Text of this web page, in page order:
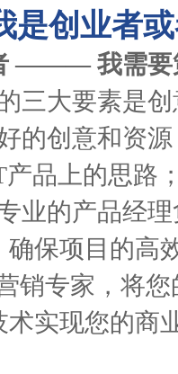
是创业者
——— 我需要
大要素是创
创意和资源
品上的思路
的产品经理
确保项目的高
专家，将您
实现您的商